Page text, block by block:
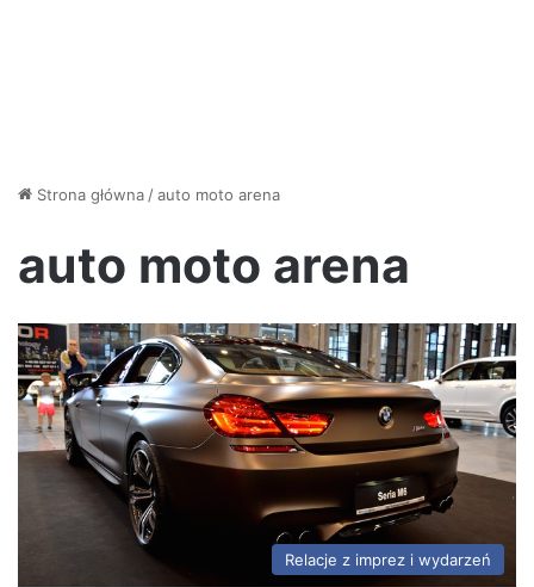
Strona główna /auto moto arena
auto moto arena
Relacje z imprez i wydarzeń